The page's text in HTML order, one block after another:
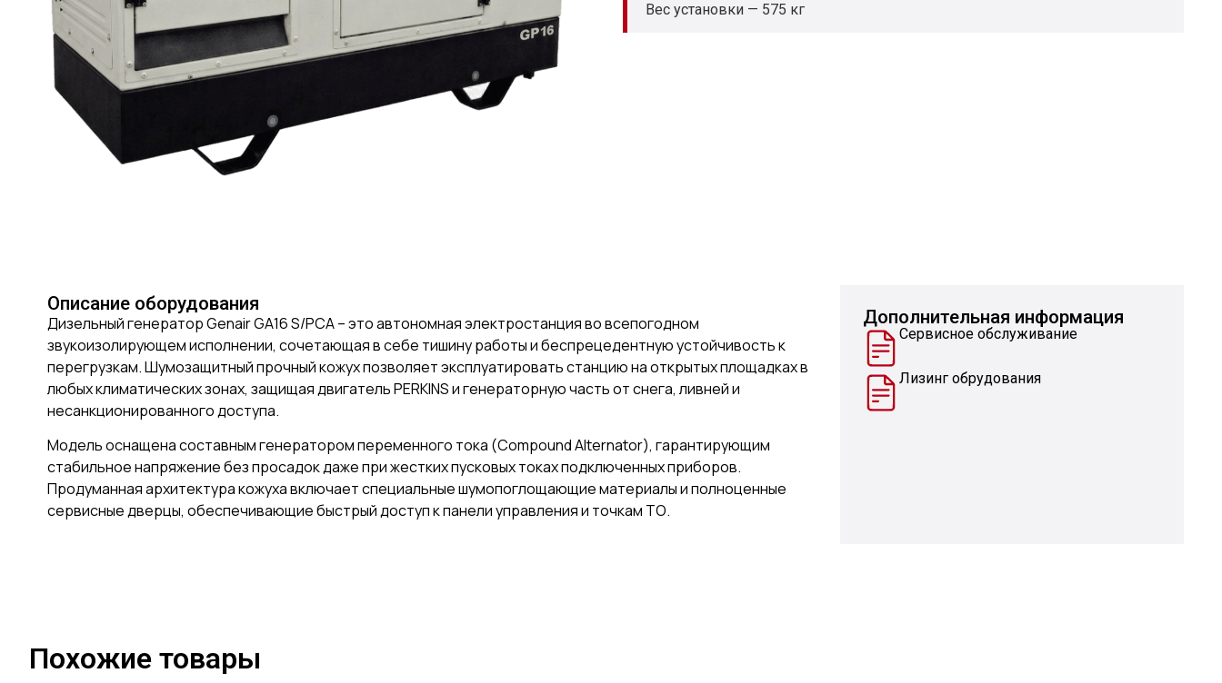
Вес установки — 575 кг
Описание оборудования
Дизельный генератор Genair GA16 S/PCA – это автономная электростанция во всепогодном
звукоизолирующем исполнении, сочетающая в себе тишину работы и беспрецедентную устойчивость к
перегрузкам. Шумозащитный прочный кожух позволяет эксплуатировать станцию на открытых площадках в
любых климатических зонах, защищая двигатель PERKINS и генераторную часть от снега, ливней и
несанкционированного доступа.
Модель оснащена составным генератором переменного тока (Compound Alternator), гарантирующим
стабильное напряжение без просадок даже при жестких пусковых токах подключенных приборов.
Продуманная архитектура кожуха включает специальные шумопоглощающие материалы и полноценные
сервисные дверцы, обеспечивающие быстрый доступ к панели управления и точкам ТО.
Дополнительная информация
Сервисное обслуживание
Лизинг обрудования
Похожие товары